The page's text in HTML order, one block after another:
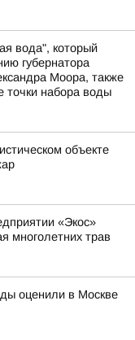
вода", который
губернатора
Моора, также
точки набора воды
объекте
«Экос»
многолетних трав
оценили в Москве